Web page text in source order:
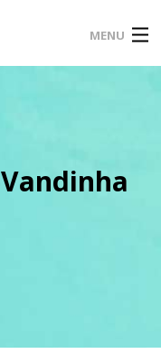
MENU